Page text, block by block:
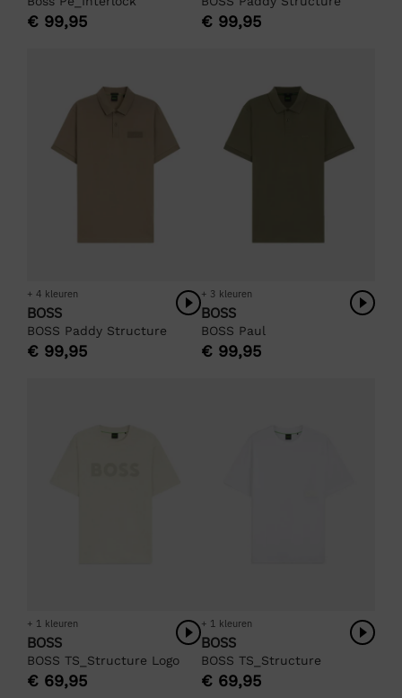
€ 99,95 € 99,95
+ 4 kleuren
BOSS
BOSS Paddy Structure
€ 99,95
+ 3 kleuren
BOSS
BOSS Paul
€ 99,95
+ 1 kleuren
BOSS
BOSS TS_Structure Logo
€ 69,95
+ 1 kleuren
BOSS
BOSS TS_Structure
€ 69,95